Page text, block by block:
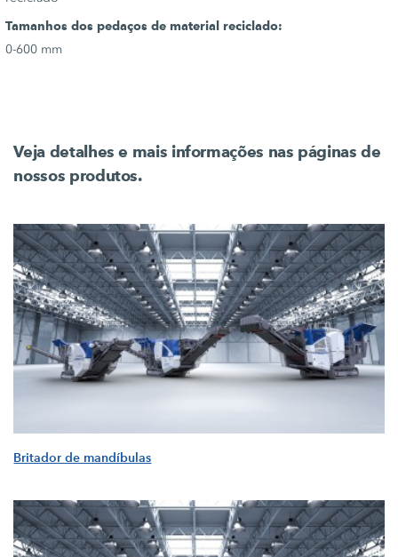
Tamanhos dos pedaços de material reciclado:
0-600 mm
Veja detalhes e mais informações nas páginas de
nossos produtos.
Britador de mandíbulas